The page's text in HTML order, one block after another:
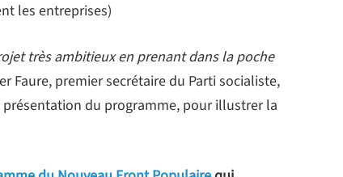
les entreprises)
très ambitieux en prenant dans la poche
Faure, premier secrétaire du Parti socialiste,
du programme, pour illustrer la